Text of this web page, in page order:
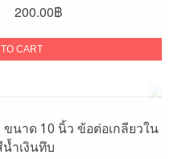
Original
was:
200.00฿
CART
ขนาด 10 นิ้ว ข้อต่อเกลียวใน
ำเงินทึบ